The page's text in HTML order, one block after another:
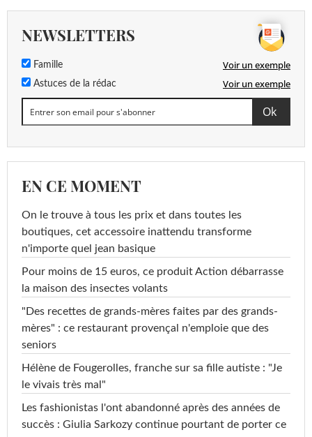
NEWSLETTERS
Famille Voir un exemple
Astuces de la rédac Voir un exemple
EN CE MOMENT
On le trouve à tous les prix et dans toutes les
boutiques, cet accessoire inattendu transforme
n'importe quel jean basique
Pour moins de 15 euros, ce produit Action débarrasse
la maison des insectes volants
"Des recettes de grands-mères faites par des grands-
mères" : ce restaurant provençal n'emploie que des
seniors
Hélène de Fougerolles, franche sur sa fille autiste : "Je
le vivais très mal"
Les fashionistas l'ont abandonné après des années de
succès : Giulia Sarkozy continue pourtant de porter ce